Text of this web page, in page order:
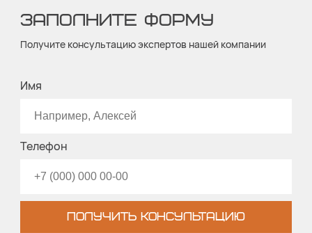
ЗАПОЛНИТЕ ФОРМУ
Получите консультацию экспертов нашей компании
Имя
Телефон
ПОЛУЧИТЬ КОНСУЛЬТАЦИЮ